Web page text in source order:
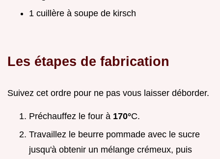
1 cuillère à soupe de kirsch
Les étapes de fabrication
Suivez cet ordre pour ne pas vous laisser déborder.
Préchauffez le four à 170°C.
Travaillez le beurre pommade avec le sucre
jusqu'à obtenir un mélange crémeux, puis